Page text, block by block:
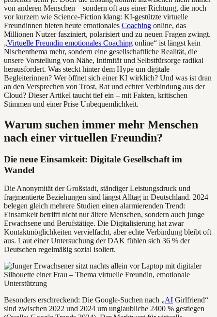
von anderen Menschen – sondern oft aus einer Richtung, die noch
vor kurzem wie Science-Fiction klang: KI-gestützte virtuelle
Freundinnen bieten heute emotionales Coaching online, das
Millionen Nutzer fasziniert, polarisiert und zu neuen Fragen zwingt.
„Virtuelle Freundin emotionales Coaching online“ ist längst kein
Nischenthema mehr, sondern eine gesellschaftliche Realität, die
unsere Vorstellung von Nähe, Intimität und Selbstfürsorge radikal
herausfordert. Was steckt hinter dem Hype um digitale
Begleiterinnen? Wer öffnet sich einer KI wirklich? Und was ist dran
an den Versprechen von Trost, Rat und echter Verbindung aus der
Cloud? Dieser Artikel taucht tief ein – mit Fakten, kritischen
Stimmen und einer Prise Unbequemlichkeit.
Warum suchen immer mehr Menschen
nach einer virtuellen Freundin?
Die neue Einsamkeit: Digitale Gesellschaft im
Wandel
Die Anonymität der Großstadt, ständiger Leistungsdruck und
fragmentierte Beziehungen sind längst Alltag in Deutschland. 2024
belegen gleich mehrere Studien einen alarmierenden Trend:
Einsamkeit betrifft nicht nur ältere Menschen, sondern auch junge
Erwachsene und Berufstätige. Die Digitalisierung hat zwar
Kontaktmöglichkeiten vervielfacht, aber echte Verbindung bleibt oft
aus. Laut einer Untersuchung der DAK fühlen sich 36 % der
Deutschen regelmäßig sozial isoliert.
Besonders erschreckend: Die Google-Suchen nach „AI Girlfriend“
sind zwischen 2022 und 2024 um unglaubliche 2400 % gestiegen